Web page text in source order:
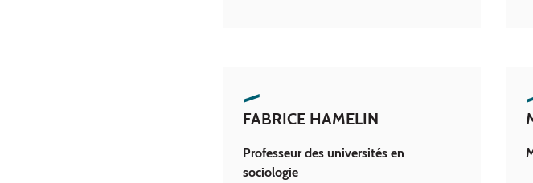
FABRICE HAMELIN
Professeur des universités en
sociologie